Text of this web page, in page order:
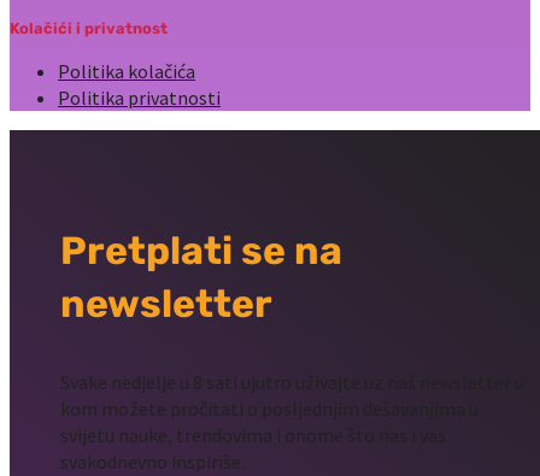
Kolačići i privatnost
Politika kolačića
Politika privatnosti
Pretplati se na
newsletter
Svake nedjelje u 8 sati ujutro uživajte uz naš newsletter u
kom možete pročitati o posljednjim dešavanjima u
svijetu nauke, trendovima i onome što nas i vas
svakodnevno inspiriše.